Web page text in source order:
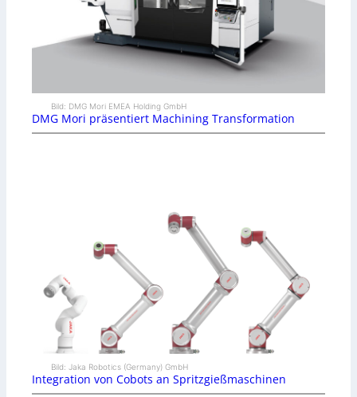
Bild: DMG Mori EMEA Holding GmbH
DMG Mori präsentiert Machining Transformation
Bild: Jaka Robotics (Germany) GmbH
Integration von Cobots an Spritzgießmaschinen